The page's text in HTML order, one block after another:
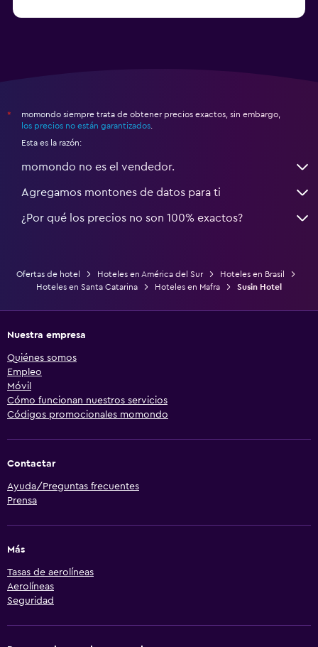
Gimnasio
*
momondo siempre trata de obtener precios exactos, sin embargo,
los precios no están garantizados
Esta es la razón:
momondo no es el vendedor.
Agregamos montones de datos para ti
¿Por qué los precios no son 100% exactos?
Ofertas de hotel Hoteles en América del Sur
Hoteles en Brasil
Hoteles en Santa Catarina
Hoteles en Mafra Susin Hotel
Nuestra empresa
Quiénes somos
Empleo
Móvil
Cómo funcionan nuestros servicios
Códigos promocionales momondo
Contactar
Ayuda/Preguntas frecuentes
Prensa
Más
Tasas de aerolíneas
Aerolíneas
Seguridad